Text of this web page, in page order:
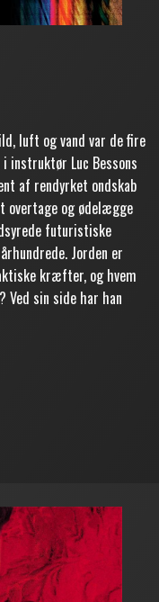
luft og vand var de fire
instruktør Luc Bessons
af rendyrket ondskab
overtage og ødelægge
futuristiske
Jorden er
kræfter, og hvem
Ved sin side har han